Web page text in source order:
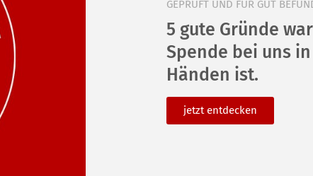
GEPRÜFT UND FÜR GUT
5 gute Gründe
Spende bei uns
Händen ist.
jetzt ent­de­cken